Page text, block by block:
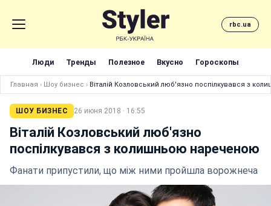
rbc.ua
Люди Тренды Полезное Вкусно Гороскопы
Главная › Шоу бизнес › Віталій Козловський люб'язно поспілкувався з
ШОУ БИЗНЕС 26 июня 2018 · 16:55
Віталій Козловський люб'язно
поспілкувався з колишньою нареченою
Фанати припустили, що між ними пройшла ворожнеча